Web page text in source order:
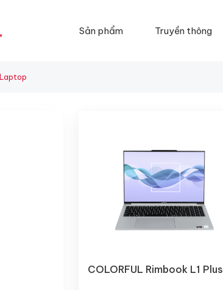
Sản phẩm Truyền thông
Laptop
COLORFUL Rimbook L1 Plus